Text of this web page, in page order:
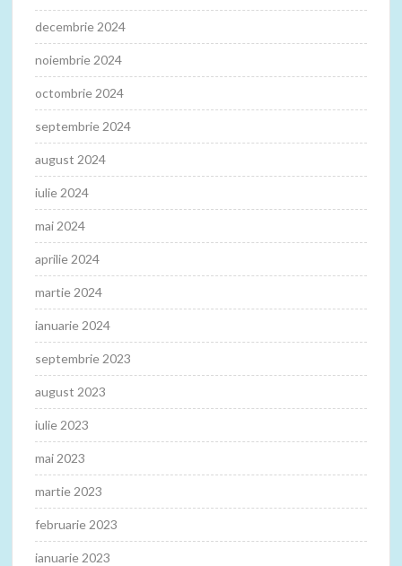
decembrie 2024
noiembrie 2024
octombrie 2024
septembrie 2024
august 2024
iulie 2024
mai 2024
aprilie 2024
martie 2024
ianuarie 2024
septembrie 2023
august 2023
iulie 2023
mai 2023
martie 2023
februarie 2023
ianuarie 2023